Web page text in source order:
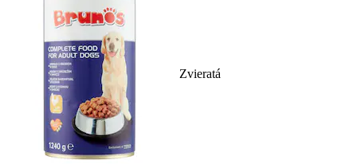
Zvieratá